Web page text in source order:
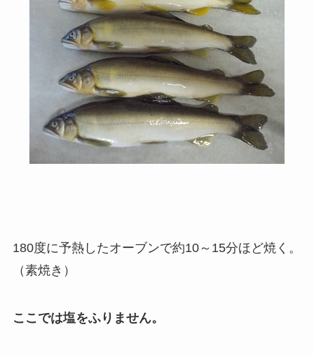
180度に予熱したオーブンで約10～15分ほど焼く。
（素焼き）
ここでは塩をふりません。